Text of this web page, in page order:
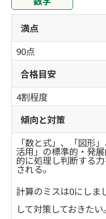
満点
90点
合格目安
4割程度
傾向と対策
「数と式」、「図形
活用」の標準的・発
的に処理し判断する
される。
計算のミスは0にしま
して対策しておきた